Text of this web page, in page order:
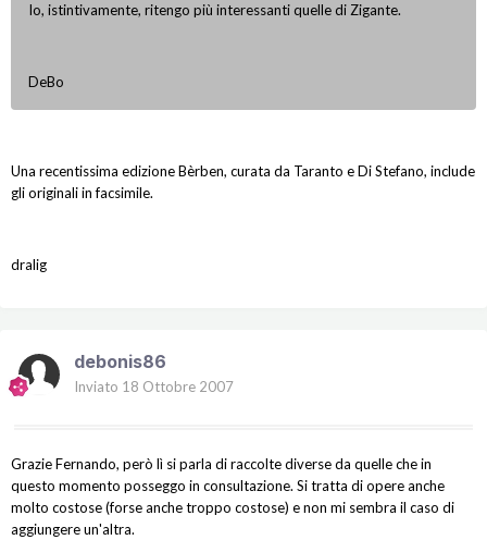
Io, istintivamente, ritengo più interessanti quelle di Zigante.
DeBo
Una recentissima edizione Bèrben, curata da Taranto e Di Stefano, include
gli originali in facsimile.
dralig
debonis86
Inviato 18 Ottobre 2007
Grazie Fernando, però lì si parla di raccolte diverse da quelle che in
questo momento posseggo in consultazione. Si tratta di opere anche
molto costose (forse anche troppo costose) e non mi sembra il caso di
aggiungere un'altra.